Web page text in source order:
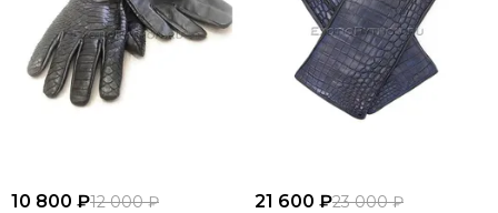
10 800 ₽12 000 ₽
21 600 ₽23 000 ₽